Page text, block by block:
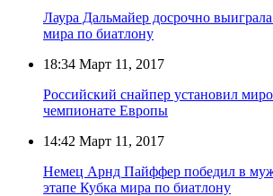
Лаура Дальмайер досрочно
мира по биатлону
18:34 Март 11, 2017
Российский снайпер установил
чемпионате Европы
14:42 Март 11, 2017
Немец Арнд Пайффер победил в
этапе Кубка мира по биатлону